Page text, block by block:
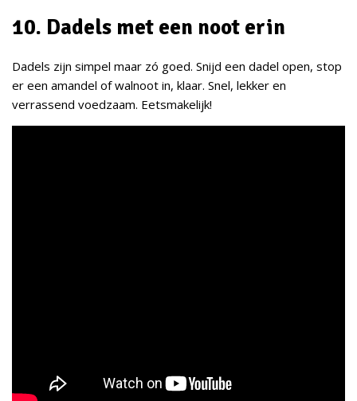
10. Dadels met een noot erin
Dadels zijn simpel maar zó goed. Snijd een dadel open, stop
er een amandel of walnoot in, klaar. Snel, lekker en
verrassend voedzaam. Eetsmakelijk!